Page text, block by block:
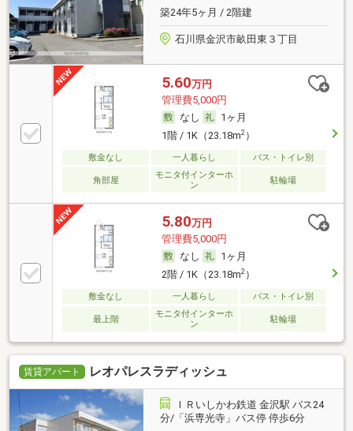
築24年5ヶ月 / 2階建
石川県金沢市畝田東３丁目
5.60万円
管理費5,000円
なし
1ヶ月
1階 / 1K（23.18m2）
敷金なし 一人暮らし バス・トイレ別
角部屋
モニタ付インターホ
ン
駐輪場
5.80万円
管理費5,000円
なし
1ヶ月
2階 / 1K（23.18m2）
敷金なし 一人暮らし バス・トイレ別
最上階
モニタ付インターホ
ン
駐輪場
賃貸アパート レオパレスラディッシュ
ＩＲいしかわ鉄道 金沢駅 バス24
分/「浜専光寺」バス停 停歩6分